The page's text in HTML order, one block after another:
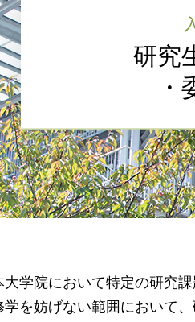
研究
大学院において特定の研究
学を妨げない範囲において